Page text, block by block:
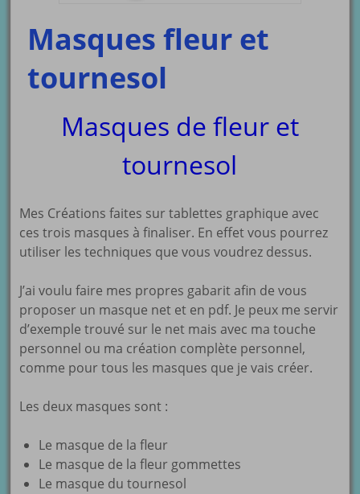
Masques fleur et
tournesol
Masques de fleur et
tournesol
Mes Créations faites sur tablettes graphique avec
ces trois masques à finaliser. En effet vous pourrez
utiliser les techniques que vous voudrez dessus.
J’ai voulu faire mes propres gabarit afin de vous
proposer un masque net et en pdf. Je peux me servir
d’exemple trouvé sur le net mais avec ma touche
personnel ou ma création complète personnel,
comme pour tous les masques que je vais créer.
Les deux masques sont :
Le masque de la fleur
Le masque de la fleur gommettes
Le masque du tournesol